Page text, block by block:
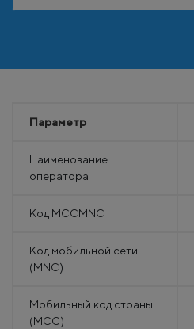
Параметр
Наименование
оператора
Код MCCMNC
Код мобильной сети
(MNC)
Мобильный код страны
(MCC)